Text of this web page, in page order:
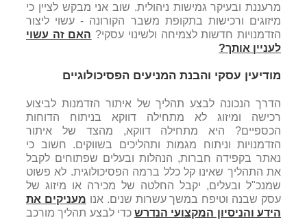
מרעננת ובעיקר גמישות ניהולית. שוב אני מבקש לציין כי
מיזוגים ורכישות בתקופת משבר הקורונה - עשוי ליצור
הזדמנויות חדשות לצמיחה ולשינוי עסקי? האם זה עשוי
לעניין אותך?
מודיעין עסקי והבנת המניעים הפסיכולוגיים
הדרך הנכונה לבצע תהליך של איתור הזדמנות לביצוע
רכישה ומיזוג לא מתחילה דווקא בניתוח הדוחות
הכספיים? היא מתחילה דווקא, מהצד של איתור
הזדמנויות וניתוח מגמות ותהליכים בשווקים. חשוב כי
נאתר בקפידה חברות, הנהלות ובעלים שפתוחים לקבל
את התהליך שאינו קל כלל ברמה הפסיכולוגית. לא פשוט
שמנכ"ל ובעלים, יקבל החלטה של מכירה או מיזוג של
עסק שבנה וטיפח במשך עשרות שנים. אנו מעניקים את
הידע והניסיון המקצועי הנדרשכדי לבצע תהליך מורכב